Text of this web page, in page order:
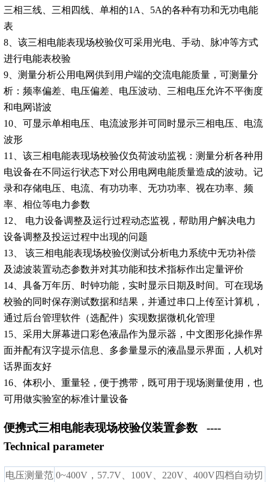
三相三线、三相四线、单相的1A、5A的各种有功和无功电能
表
8、该三相电能表现场校验仪可采用光电、手动、脉冲等方式
进行电能表校验
9、测量分析公用电网供到用户端的交流电能质量，可测量分
析：频率偏差、电压偏差、电压波动、三相电压允许不平衡度
和电网谐波
10、可显示单相电压、电流波形并可同时显示三相电压、电流
波形
11、该三相电能表现场校验仪负荷波动监视：测量分析各种用
电设备在不同运行状态下对公用电网电能质量造成的波动。记
录和存储电压、电流、有功功率、无功功率、视在功率、频
率、相位等电力参数
12、 电力设备调整及运行过程动态监视，帮助用户解决电力
设备调整及投运过程中出现的问题
13、 该三相电能表现场校验仪测试分析电力系统中无功补偿
及滤波装置动态参数并对其功能和技术指标作出定量评价
14、具备万年历、时钟功能，实时显示日期及时间。可在现场
校验的同时保存测试数据和结果，并通过串口上传至计算机，
通过后台管理软件（选配件）实现数据微机化管理
15、采用大屏幕进口彩色液晶作为显示器，中文图形化操作界
面并配有汉字提示信息、多参量显示的液晶显示界面，人机对
话界面友好
16、体积小、重量轻，便于携带，既可用于现场测量使用，也
可用做实验室的标准计量设备
便携式三相电能表现场校验仪装置参数 ----
Technical parameter
电压测量范 0~400V，57.7V、100V、220V、400V四档自动切